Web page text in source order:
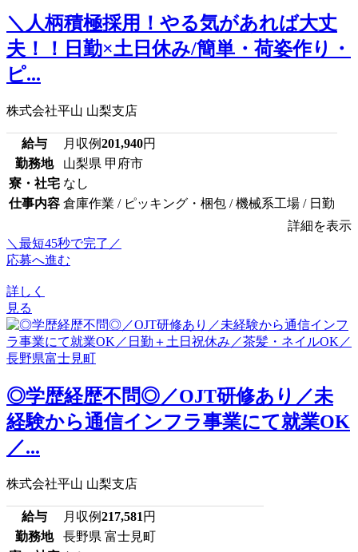
＼人柄積極採用！やる気があれば大丈
夫！！日勤×土日休み/簡単・荷姿作り・
ピ...
株式会社平山 山梨支店
給与 月収例201,940円
勤務地
山梨県 甲府市
寮・社宅 なし
仕事内容 倉庫作業 / ピッキング・梱包 / 機械系工場 / 日勤
詳細を表示
＼最短45秒で完了／
応募へ進む
詳しく
見る
◎学歴経歴不問◎／OJT研修あり／未
経験から通信インフラ事業にて就業OK
／...
株式会社平山 山梨支店
給与 月収例217,581 円
勤務地
長野県 富士見町